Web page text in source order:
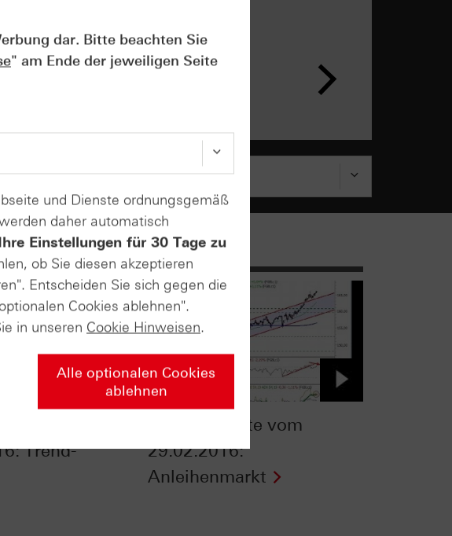
in
Trend-
ntv-Zertifikate vom
29.02.2016:
Anleihenmarkt
dar. Bitte beachten Sie
" am Ende der jeweiligen Seite
und Dienste ordnungsgemäß
daher automatisch
Einstellungen für 30 Tage zu
ob Sie diesen akzeptieren
Entscheiden Sie sich gegen die
Cookies ablehnen".
in unseren Cookie Hinweisen.
Alle optionalen Cookies
ablehnen